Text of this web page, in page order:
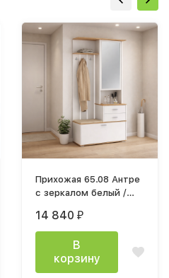
Прихожая 65.08 Антре
с зеркалом белый /
велюр кремовый
14 840 ₽
В
корзину